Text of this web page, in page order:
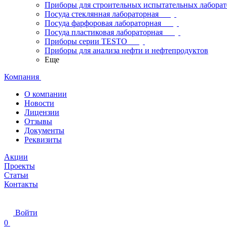
Приборы для строительных испытательных
Посуда стеклянная лабораторная
Посуда фарфоровая лабораторная
Посуда пластиковая лабораторная
Приборы серии TESTO
Приборы для анализа нефти и нефтепродуктов
Еще
Компания
О компании
Новости
Лицензии
Отзывы
Документы
Реквизиты
Акции
Проекты
Статьи
Контакты
Войти
0